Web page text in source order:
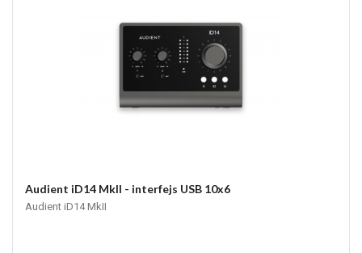
Audient iD14 MkII - interfejs USB 10x6
Audient iD14 MkII